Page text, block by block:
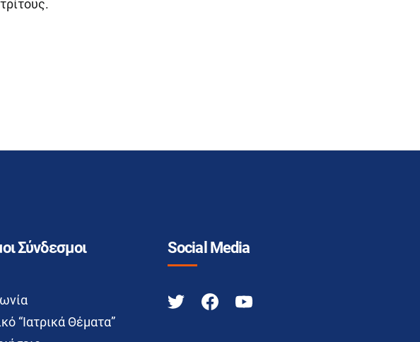
Σύνδεσμοι
“Ιατρικά Θέματα”
Social Media